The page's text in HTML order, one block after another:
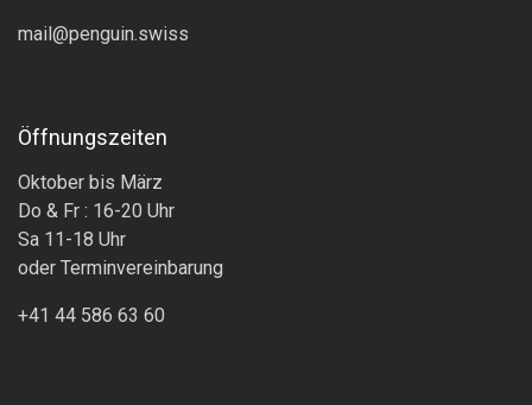
mail@penguin.swiss
Öffnungszeiten
Oktober bis März
Do & Fr : 16-20 Uhr
Sa 11-18 Uhr
oder Terminvereinbarung
+41 44 586 63 60